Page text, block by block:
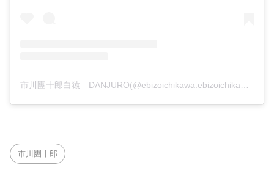
市川團十郎